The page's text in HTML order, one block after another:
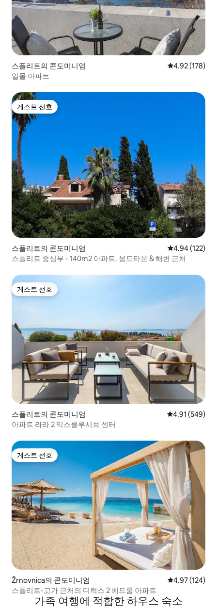
스플리트의 콘도미니엄 평점 4.92점(5
4.92 (178)
일몰 아파트
게스트 선호
게스트 선호
스플리트의 콘도미니엄 평점 4.94점(5
4.94 (122)
스플리트 중심부 - 140m2 아파트. 올드타운 & 해변 근처
게스트 선호
게스트 선호
스플리트의 콘도미니엄 평점 4.91점(5
4.91 (549)
아파트 라라 2 익스클루시브 센터
게스트 선호
게스트 선호
Žrnovnica의 콘도미니엄 평점 4.97점(5
4.97 (124)
스플리트-고가 근처의 디럭스 2 베드룸 아파트
가족 여행에 적합한 하우스 숙소